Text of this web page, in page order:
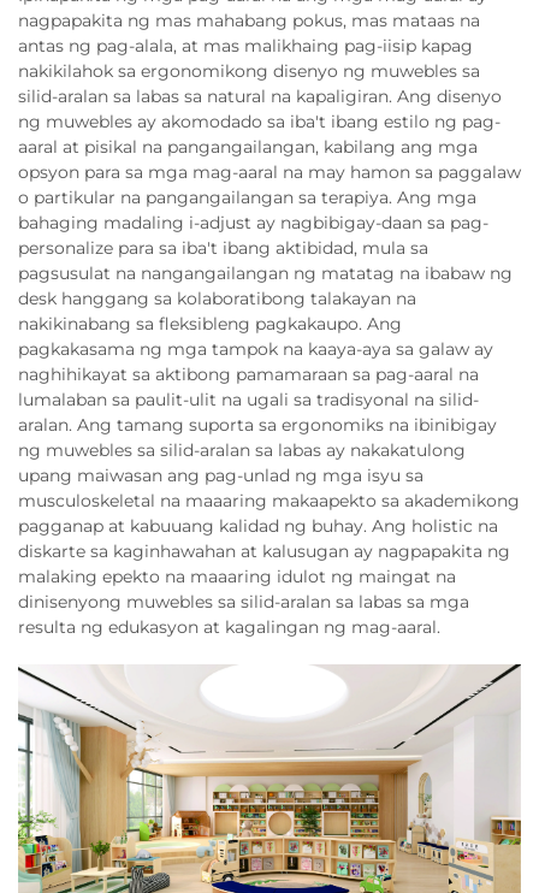
nagpapakita ng mas mahabang pokus, mas mataas na
antas ng pag-alala, at mas malikhaing pag-iisip kapag
nakikilahok sa ergonomikong disenyo ng muwebles sa
silid-aralan sa labas sa natural na kapaligiran. Ang disenyo
ng muwebles ay akomodado sa iba't ibang estilo ng pag-
aaral at pisikal na pangangailangan, kabilang ang mga
opsyon para sa mga mag-aaral na may hamon sa paggalaw
o partikular na pangangailangan sa terapiya. Ang mga
bahaging madaling i-adjust ay nagbibigay-daan sa pag-
personalize para sa iba't ibang aktibidad, mula sa
pagsusulat na nangangailangan ng matatag na ibabaw ng
desk hanggang sa kolaboratibong talakayan na
nakikinabang sa fleksibleng pagkakaupo. Ang
pagkakasama ng mga tampok na kaaya-aya sa galaw ay
naghihikayat sa aktibong pamamaraan sa pag-aaral na
lumalaban sa paulit-ulit na ugali sa tradisyonal na silid-
aralan. Ang tamang suporta sa ergonomiks na ibinibigay
ng muwebles sa silid-aralan sa labas ay nakakatulong
upang maiwasan ang pag-unlad ng mga isyu sa
musculoskeletal na maaaring makaapekto sa akademikong
pagganap at kabuuang kalidad ng buhay. Ang holistic na
diskarte sa kaginhawahan at kalusugan ay nagpapakita ng
malaking epekto na maaaring idulot ng maingat na
dinisenyong muwebles sa silid-aralan sa labas sa mga
resulta ng edukasyon at kagalingan ng mag-aaral.